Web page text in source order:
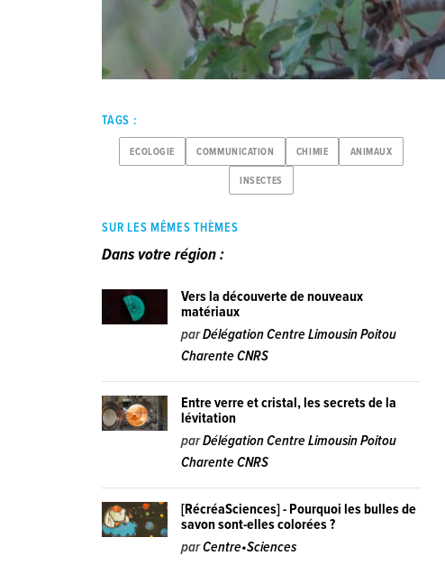
TAGS :
ECOLOGIE COMMUNICATION CHIMIE ANIMAUX
INSECTES
SUR LES MÊMES THÈMES
Dans votre région :
Vers la découverte de nouveaux
matériaux
parDélégation Centre Limousin Poitou
Charente CNRS
Entre verre et cristal, les secrets de la
lévitation
parDélégation Centre Limousin Poitou
Charente CNRS
[RécréaSciences] - Pourquoi les bulles de
savon sont-elles colorées ?
parCentre•Sciences